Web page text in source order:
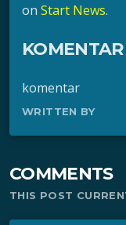
on Start News.
komentar
WRITTEN BY
COMMENTS
THIS POST